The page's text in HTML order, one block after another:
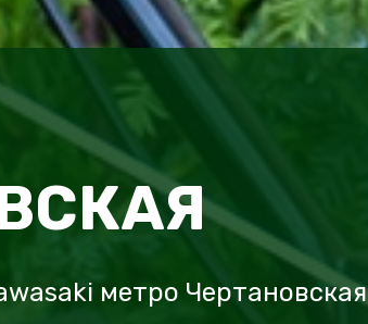
метро Чертановская